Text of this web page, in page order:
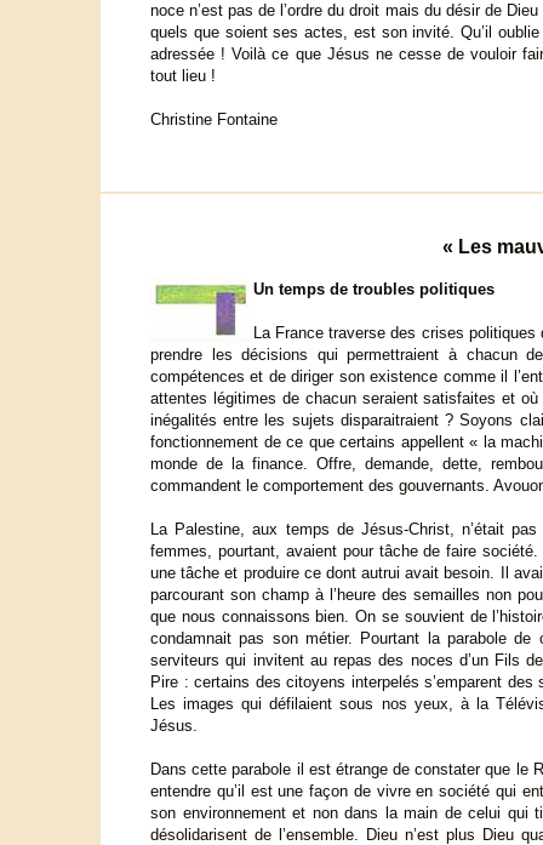
noce n’est pas de l’ordre du droit mais du désir de
quels que soient ses actes, est son invité. Qu’il
adressée ! Voilà ce que Jésus ne cesse de vouloir
tout lieu !
Christine Fontaine
« Les
Un temps de troubles politiques
La France traverse des crises
prendre les décisions qui permettraient à chacun
compétences et de diriger son existence comme il
attentes légitimes de chacun seraient satisfaites et
inégalités entre les sujets disparaitraient ? Soyons
fonctionnement de ce que certains appellent « la
monde de la finance. Offre, demande, dette,
commandent le comportement des gouvernants.
La Palestine, aux temps de Jésus-Christ, n’était
femmes, pourtant, avaient pour tâche de faire
une tâche et produire ce dont autrui avait besoin. Il
parcourant son champ à l’heure des semailles non
que nous connaissons bien. On se souvient de
condamnait pas son métier. Pourtant la parabole de
serviteurs qui invitent au repas des noces d’un Fils
Pire : certains des citoyens interpelés s’emparent
Les images qui défilaient sous nos yeux, à la
Jésus.
Dans cette parabole il est étrange de constater que
entendre qu’il est une façon de vivre en société qui
son environnement et non dans la main de celui qui
désolidarisent de l’ensemble. Dieu n’est plus Dieu